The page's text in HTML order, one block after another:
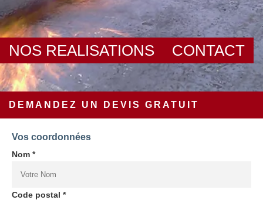
NOS REALISATIONS CONTACT
DEMANDEZ UN DEVIS GRATUIT
Vos coordonnées
Nom *
Code postal *